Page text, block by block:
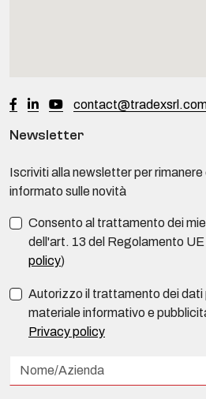
Newsletter
Iscriviti alla newsletter per
informato sulle novità
Consento al trattamento dei
dell'art. 13 del Regolamento
policy)
Autorizzo il trattamento dei dati
materiale informativo e
Privacy policy